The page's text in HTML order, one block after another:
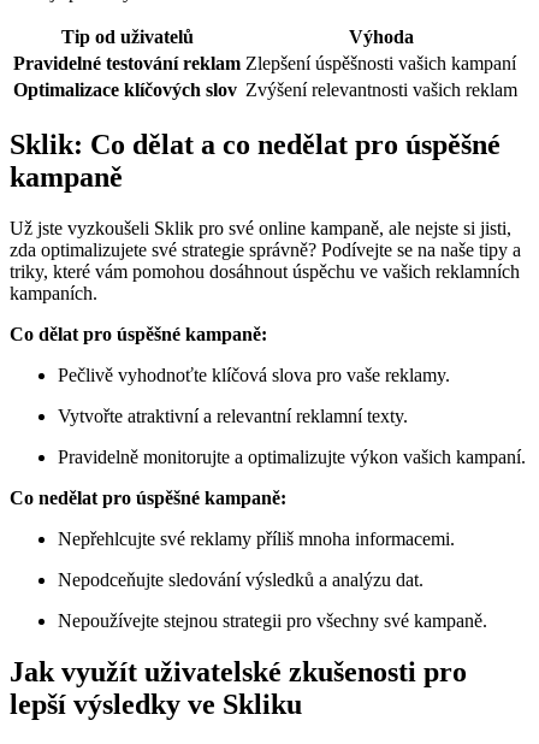
Tip ⁢od uživatelů
Výhoda
Pravidelné testování reklam Zlepšení úspěšnosti vašich kampaní
Optimalizace klíčových slov Zvýšení relevantnosti vašich reklam
Sklik: Co ⁣dělat ⁤a​ co nedělat pro úspěšné
kampaně
Už jste vyzkoušeli Sklik ⁢pro své online kampaně, ale nejste si jisti,
zda optimalizujete své strategie správně? ‍Podívejte se na naše ⁢tipy ⁢a
triky, které vám pomohou ​dosáhnout úspěchu ve ⁢vašich reklamních
⁢kampaních.
Co dělat pro úspěšné kampaně:
Pečlivě vyhodnoťte klíčová slova pro ⁢vaše reklamy.
Vytvořte‌ atraktivní a relevantní⁤ reklamní texty.
Pravidelně monitorujte a optimalizujte výkon vašich kampaní.
Co nedělat pro úspěšné⁢ kampaně:
Nepřehlcujte své reklamy ⁣příliš mnoha informacemi.
Nepodceňujte sledování výsledků a​ analýzu dat.
Nepoužívejte stejnou strategii⁢ pro ⁢všechny své kampaně.
Jak využít ‌uživatelské⁤ zkušenosti pro
lepší výsledky ve Skliku